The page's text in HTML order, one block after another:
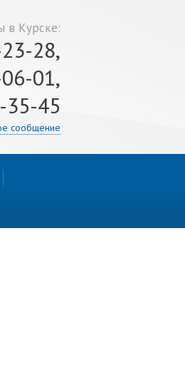
в Курске:
28,
01,
35-45
сообщение